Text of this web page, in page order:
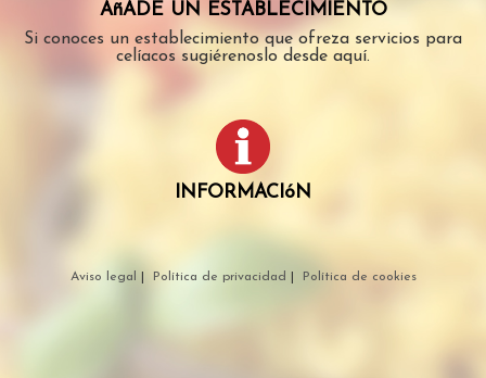
AñADE UN ESTABLECIMIENTO
Si conoces un establecimiento que ofreza servicios para
celíacos sugiérenoslo desde aquí.
INFORMACIóN
Aviso legal Política de privacidad Política de cookies